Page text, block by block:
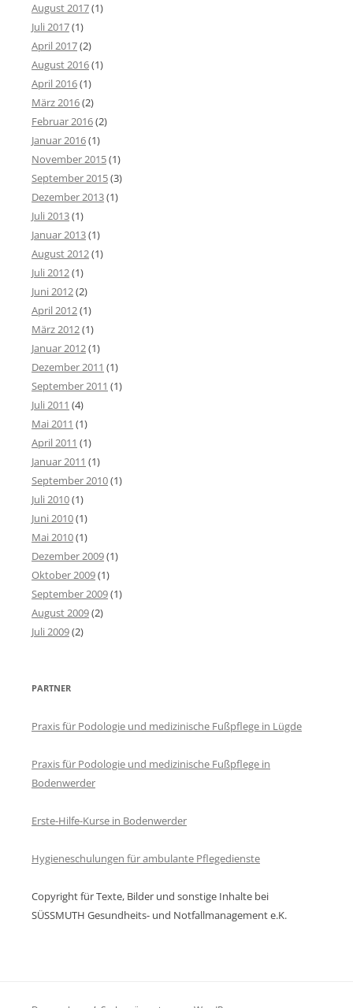
August 2017(1)
Juli 2017(1)
April 2017(2)
August 2016(1)
April 2016(1)
März 2016(2)
Februar 2016(2)
Januar 2016(1)
November 2015(1)
September 2015(3)
Dezember 2013(1)
Juli 2013(1)
Januar 2013(1)
August 2012(1)
Juli 2012(1)
Juni 2012(2)
April 2012(1)
März 2012(1)
Januar 2012(1)
Dezember 2011 (1)
September 2011 (1)
Juli 2011 (4)
Mai 2011 (1)
April 2011 (1)
Januar 2011 (1)
September 2010(1)
Juli 2010(1)
Juni 2010(1)
Mai 2010(1)
Dezember 2009(1)
Oktober 2009(1)
September 2009(1)
August 2009(2)
Juli 2009(2)
PARTNER
Praxis für Podologie und medizinische Fußpflege in Lügde
Praxis für Podologie und medizinische Fußpflege in
Bodenwerder
Erste-Hilfe-Kurse in Bodenwerder
Hygieneschulungen für ambulante Pflegedienste
Copyright für Texte, Bilder und sonstige Inhalte bei
SÜSSMUTH Gesundheits- und Notfallmanagement e.K.